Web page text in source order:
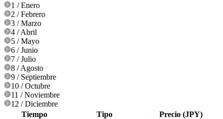
1 / Enero
2 / Febrero
3 / Marzo
4 / Abril
5 / Mayo
6 / Junio
7 / Julio
8 / Agosto
9 / Septiembre
10 / Octubre
11 / Noviembre
12 / Diciembre
Tiempo
Tipo
Precio (JPY)